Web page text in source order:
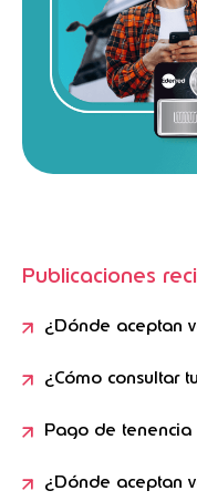
Publicaciones
¿Dónde aceptan
¿Cómo consultar
Pago de
¿Dónde aceptan